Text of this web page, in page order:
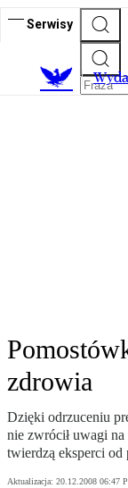
Serwisy
zdrowia
Dzięki odrzuceniu
nie zwrócił uwagi
twierdzą eksperci
Aktualizacja: 20.12.2008 06:47